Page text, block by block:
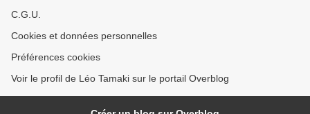
C.G.U.
Cookies et données personnelles
Préférences cookies
Voir le profil de Léo Tamaki sur le portail Overblog